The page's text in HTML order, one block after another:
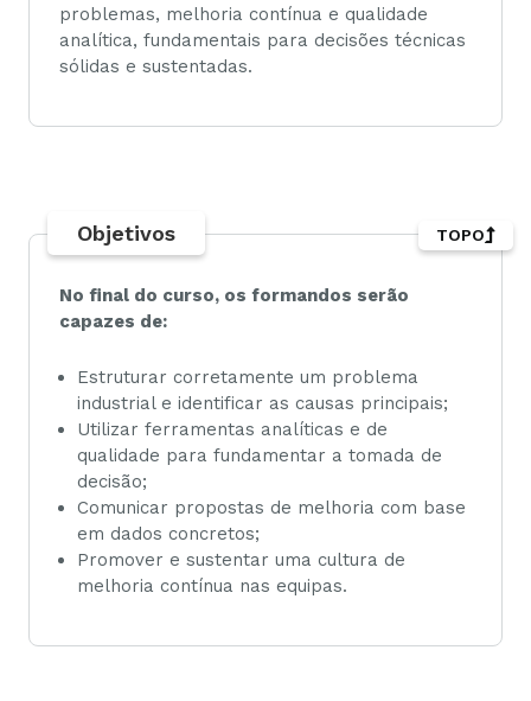
problemas, melhoria contínua e qualidade
analítica, fundamentais para decisões técnicas
sólidas e sustentadas.
Objetivos
No final do curso, os formandos serão
capazes de:
Estruturar corretamente um problema
industrial e identificar as causas principais;
Utilizar ferramentas analíticas e de
qualidade para fundamentar a tomada de
decisão;
Comunicar propostas de melhoria com base
em dados concretos;
Promover e sustentar uma cultura de
melhoria contínua nas equipas.
TOPO